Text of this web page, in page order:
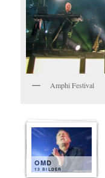
Amphi Festival
OMD
13 BILDER